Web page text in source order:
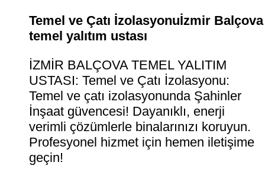
Temel ve Çatı İzolasyonuİzmir Balçova
temel yalıtım ustası
İZMİR BALÇOVA TEMEL YALITIM
USTASI: Temel ve Çatı İzolasyonu:
Temel ve çatı izolasyonunda Şahinler
İnşaat güvencesi! Dayanıklı, enerji
verimli çözümlerle binalarınızı koruyun.
Profesyonel hizmet için hemen iletişime
geçin!